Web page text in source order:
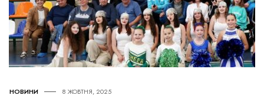
НОВИНИ 8 ЖОВТНЯ, 2025